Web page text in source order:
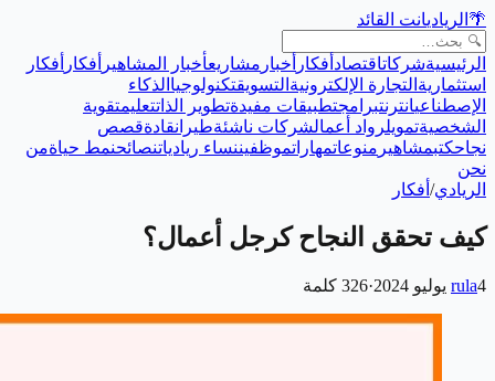
🌴 الرياديانت القائد
الرئيسيةشركاتاقتصاد أفكار أخبار مشاريعأخبار المشاهير أفكار أفكار
استثمارية التجارة الإلكترونية التسويقتكنولوجيا الذكاء
الإصطناعيانترنتبرامجتطبيقات مفيدةتطوير الذاتتعليمتقوية
الشخصيةتمويلرواد أعمالشركات ناشئةطيرانقادةقصص
نجاحكتبمشاهير منوعاتمهاراتموظفيننساء ريادياتنصائحنمط حياةمن
نحن
الريادي/ أفكار
كيف تحقق النجاح كرجل أعمال؟
rula4 يوليو 2024 ·
326 كلمة